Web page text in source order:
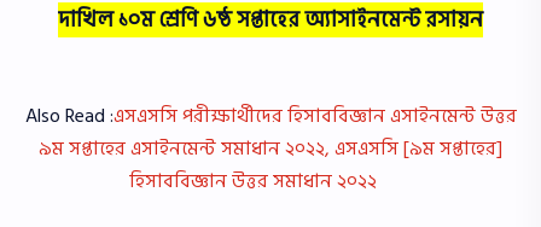
দাখিল ১০ম শ্রেণি ৬ষ্ঠ সপ্তাহের অ্যাসাইনমেন্ট রসায়ন
Also Read :এসএসসি পরীক্ষার্থীদের হিসাববিজ্ঞান এসাইনমেন্ট উত্তর
৯ম সপ্তাহের এসাইনমেন্ট সমাধান ২০২২, এসএসসি [৯ম সপ্তাহের]
হিসাববিজ্ঞান উত্তর সমাধান ২০২২